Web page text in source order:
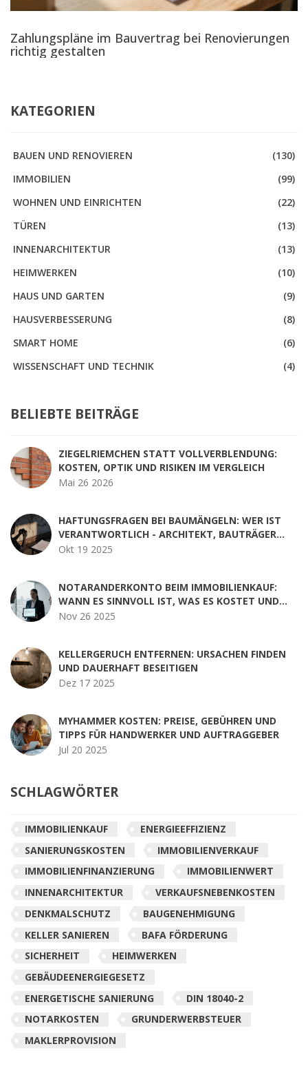
Zahlungspläne im Bauvertrag bei Renovierungen
richtig gestalten
KATEGORIEN
BAUEN UND RENOVIEREN
(130)
IMMOBILIEN
(99)
WOHNEN UND EINRICHTEN
(22)
TÜREN
(13)
INNENARCHITEKTUR
(13)
HEIMWERKEN
(10)
HAUS UND GARTEN
(9)
HAUSVERBESSERUNG
(8)
SMART HOME
(6)
WISSENSCHAFT UND TECHNIK
(4)
BELIEBTE BEITRÄGE
ZIEGELRIEMCHEN STATT VOLLVERBLENDUNG:
KOSTEN, OPTIK UND RISIKEN IM VERGLEICH
Mai 26 2026
HAFTUNGSFRAGEN BEI BAUMÄNGELN: WER IST
VERANTWORTLICH - ARCHITEKT, BAUTRÄGER
ODER EIGENTÜMER?
Okt 19 2025
NOTARANDERKONTO BEIM IMMOBILIENKAUF:
WANN ES SINNVOLL IST, WAS ES KOSTET UND
WELCHE ALTERNATIVEN ES GIBT
Nov 26 2025
KELLERGERUCH ENTFERNEN: URSACHEN FINDEN
UND DAUERHAFT BESEITIGEN
Dez 17 2025
MYHAMMER KOSTEN: PREISE, GEBÜHREN UND
TIPPS FÜR HANDWERKER UND AUFTRAGGEBER
Jul 20 2025
SCHLAGWÖRTER
IMMOBILIENKAUF
ENERGIEEFFIZIENZ
SANIERUNGSKOSTEN
IMMOBILIENVERKAUF
IMMOBILIENFINANZIERUNG
IMMOBILIENWERT
INNENARCHITEKTUR
VERKAUFSNEBENKOSTEN
DENKMALSCHUTZ
BAUGENEHMIGUNG
KELLER SANIEREN
BAFA FÖRDERUNG
SICHERHEIT
HEIMWERKEN
GEBÄUDEENERGIEGESETZ
ENERGETISCHE SANIERUNG
DIN 18040-2
NOTARKOSTEN
GRUNDERWERBSTEUER
MAKLERPROVISION